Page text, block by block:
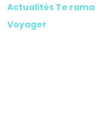
Actualités Te rama
Voyager